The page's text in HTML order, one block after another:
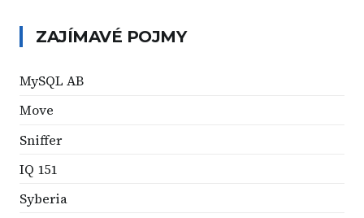
ZAJÍMAVÉ POJMY
MySQL AB
Move
Sniffer
IQ 151
Syberia